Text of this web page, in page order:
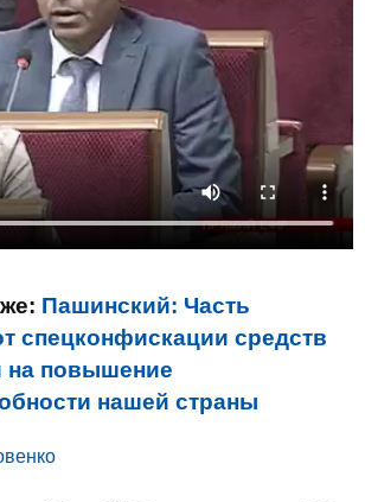
Пашинский: Часть
спецконфискации средств
на повышение
нашей страны